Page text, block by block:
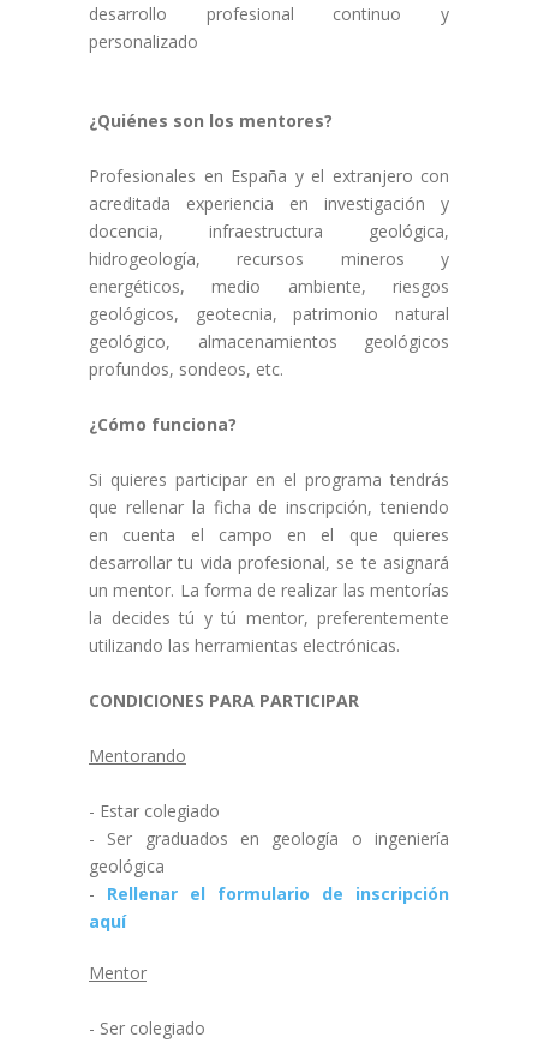
desarrollo profesional continuo y
personalizado
¿Quiénes son los mentores?
Profesionales en España y el extranjero con
acreditada experiencia en investigación y
docencia, infraestructura geológica,
hidrogeología, recursos mineros y
energéticos, medio ambiente, riesgos
geológicos, geotecnia, patrimonio natural
geológico, almacenamientos geológicos
profundos, sondeos, etc.
¿Cómo funciona?
Si quieres participar en el programa tendrás
que rellenar la ficha de inscripción, teniendo
en cuenta el campo en el que quieres
desarrollar tu vida profesional, se te asignará
un mentor. La forma de realizar las mentorías
la decides tú y tú mentor, preferentemente
utilizando las herramientas electrónicas.
CONDICIONES PARA PARTICIPAR
Mentorando
- Estar colegiado
- Ser graduados en geología o ingeniería
geológica
- Rellenar el formulario de inscripción
aquí
Mentor
- Ser colegiado